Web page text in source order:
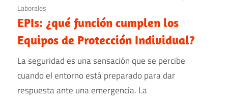
Laborales
EPIs: ¿qué función cumplen los
Equipos de Protección Individual?
La seguridad es una sensación que se percibe
cuando el entorno está preparado para dar
respuesta ante una emergencia. La